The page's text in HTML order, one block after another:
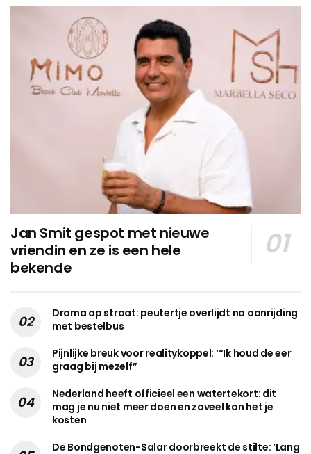
Jan Smit gespot met nieuwe
vriendin en ze is een hele
bekende
Drama op straat: peutertje overlijdt na aanrijding
met bestelbus
Pijnlijke breuk voor realitykoppel: ‘“Ik houd de eer
graag bij mezelf”
Nederland heeft officieel een watertekort: dit
mag je nu niet meer doen en zoveel kan het je
kosten
De Bondgenoten-Salar doorbreekt de stilte: ‘Lang